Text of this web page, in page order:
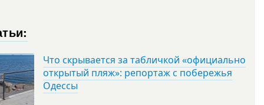
Что скрывается за табличкой «официально
открытый пляж»: репортаж с побережья
Одессы